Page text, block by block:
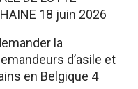
18 juin 2026
la
d’asile et
en Belgique 4